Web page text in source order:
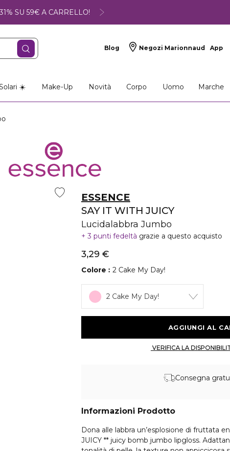
SU 59€ A CARRELLO!
Blog Negozi Marionnaud App
☀️ Make-Up Novità Corpo Uomo Marche
ESSENCE
SAY IT WITH JUICY
Lucidalabbra Jumbo
3 punti fedeltà grazie a questo acquisto
3,29 €
Colore 2 Cake My Day!
2 Cake My Day!
Consegna
Informazioni Prodotto
Dona alle labbra un’esplosione di fruttata
JUICY ** juicy bomb jumbo lipgloss.